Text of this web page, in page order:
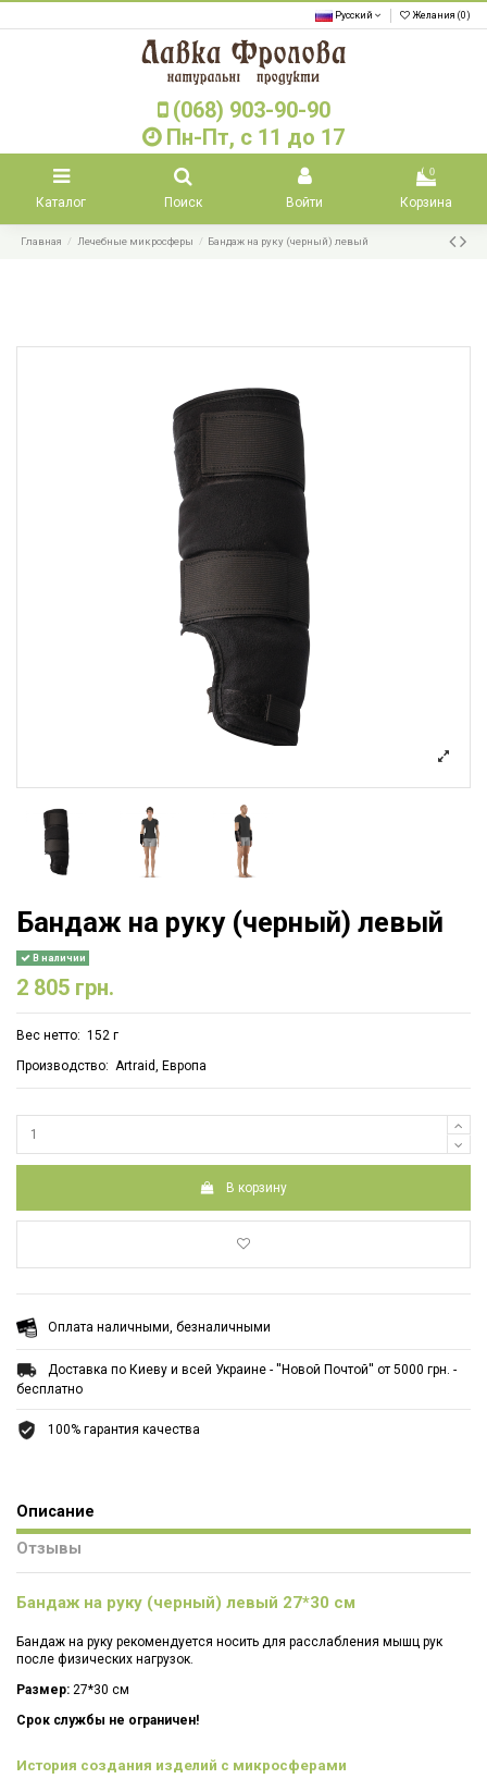
Русский Желания (0)
(068) 903-90-90
Пн-Пт, с 11 до 17
Каталог Поиск Войти
0
Корзина
Главная Лечебные микросферы Бандаж на руку (черный) левый
Бандаж на руку (черный) левый
В наличии
2 805 грн.
Вес нетто: 152 г
Производство: Artraid, Европа
В корзину
Оплата наличными, безналичными
Доставка по Киеву и всей Украине - ''Новой Почтой'' от 5000 грн. -
бесплатно
100% гарантия качества
Описание
Отзывы
Бандаж на руку (черный) левый 27*30 см
Бандаж на руку рекомендуется носить для расслабления мышц рук
после физических нагрузок.
Размер: 27*30 см
Срок службы не ограничен!
История создания изделий с микросферами